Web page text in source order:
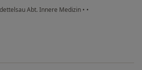
Abt. Innere Medizin • •